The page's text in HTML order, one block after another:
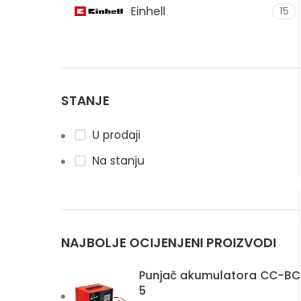
Einhell 15
STANJE
U prodaji
Na stanju
NAJBOLJE OCIJENJENI PROIZVODI
Punjač akumulatora CC-BC
5